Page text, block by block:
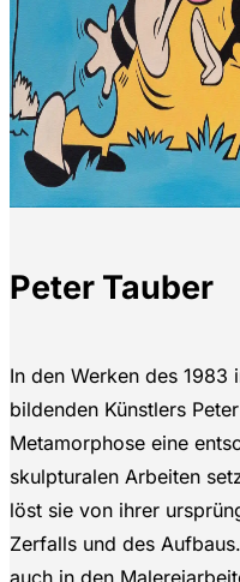
Peter Tauber
In den Werken des 1983
bildenden Künstlers
Metamorphose eine
skulpturalen Arbeiten
löst sie von ihrer
Zerfalls und des